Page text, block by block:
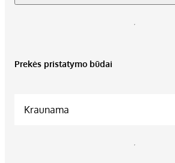
Prekės pristatymo būdai
Kraunama